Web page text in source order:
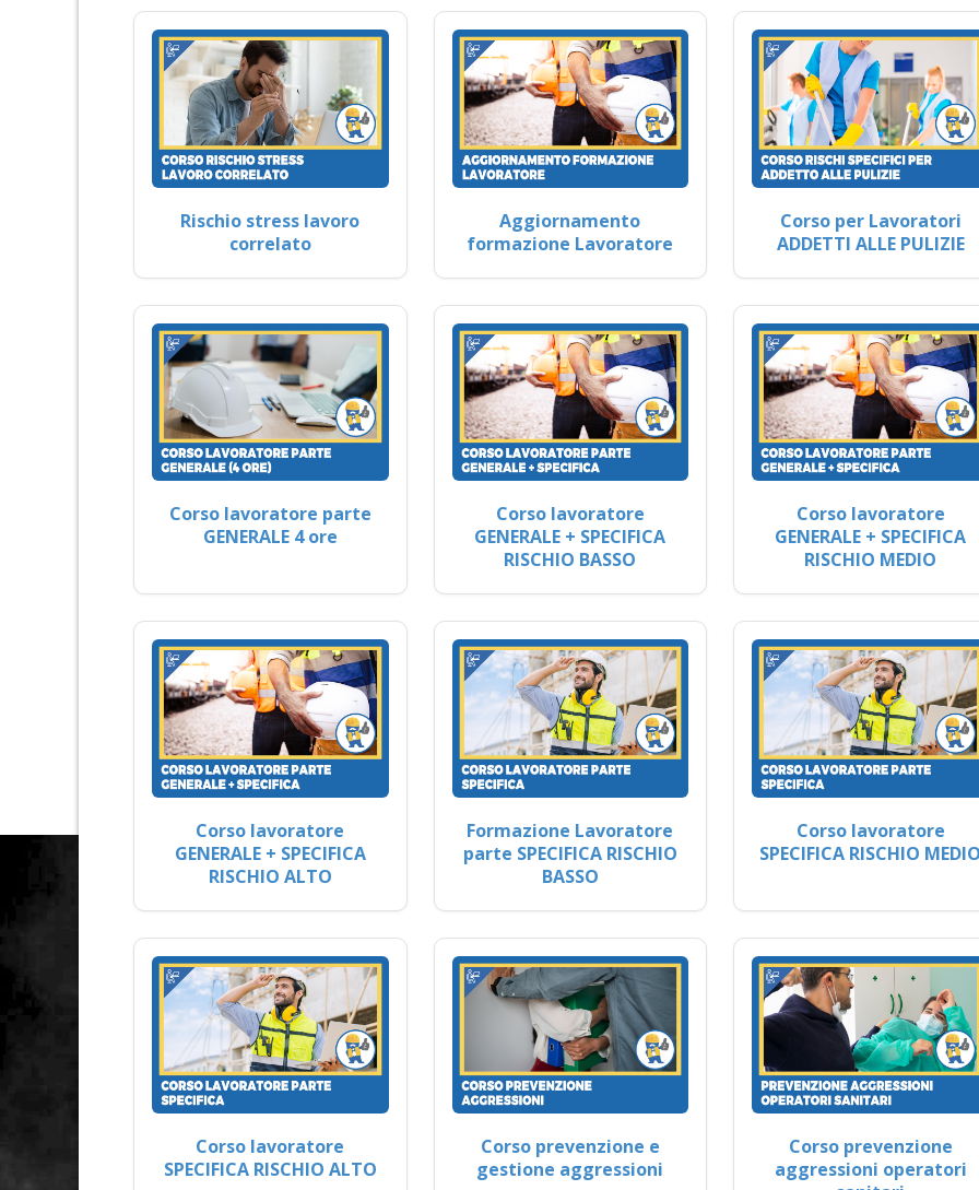
Rischio stress lavoro
correlato
Aggiornamento
formazione Lavoratore
Corso per Lavoratori
ADDETTI ALLE PULIZIE
Corso lavoratore parte
GENERALE 4 ore
Corso lavoratore
GENERALE + SPECIFICA
RISCHIO BASSO
Corso lavoratore
GENERALE + SPECIFICA
RISCHIO MEDIO
Corso lavoratore
GENERALE + SPECIFICA
RISCHIO ALTO
Formazione Lavoratore
parte SPECIFICA RISCHIO
BASSO
Corso lavoratore
SPECIFICA RISCHIO
Corso lavoratore
SPECIFICA RISCHIO ALTO
Corso prevenzione e
gestione aggressioni
Corso prevenzione
aggressioni operatori